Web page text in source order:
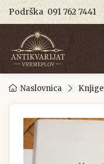
Podrška 091 762 7441
Naslovnica Knjige